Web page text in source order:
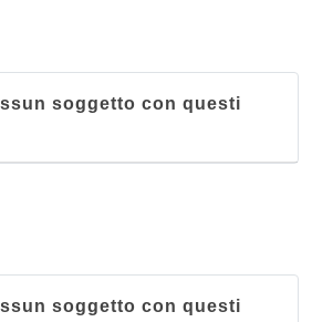
soggetto con questi
soggetto con questi